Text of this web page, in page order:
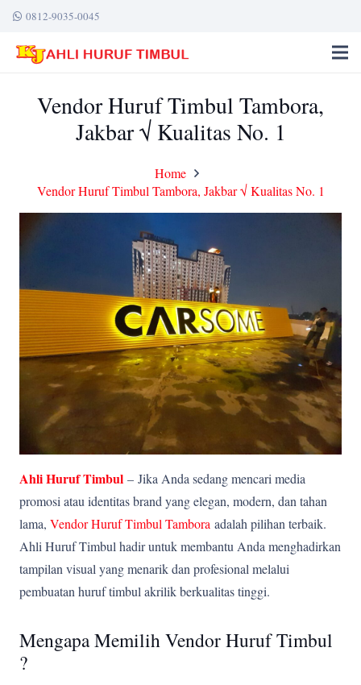
0812-9035-0045
Vendor Huruf Timbul Tambora,
Jakbar √ Kualitas No. 1
Home
Vendor Huruf Timbul Tambora, Jakbar √ Kualitas No. 1
Ahli Huruf Timbul – Jika Anda sedang mencari media
promosi atau identitas brand yang elegan, modern, dan tahan
lama, Vendor Huruf Timbul Tambora adalah pilihan terbaik.
Ahli Huruf Timbul hadir untuk membantu Anda menghadirkan
tampilan visual yang menarik dan profesional melalui
pembuatan huruf timbul akrilik berkualitas tinggi.
Mengapa Memilih Vendor Huruf Timbul
?